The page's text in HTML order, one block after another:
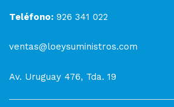
Teléfono: 926 341 022
ventas@loeysuministros.com
Av. Uruguay 476, Tda. 19